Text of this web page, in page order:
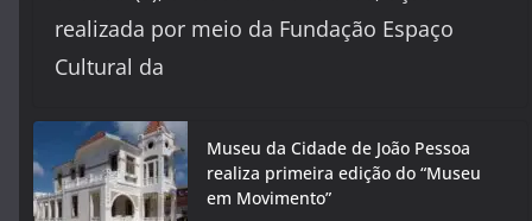
realizada por meio da Fundação Espaço
Cultural da
Museu da Cidade de João Pessoa
realiza primeira edição do “Museu
em Movimento”